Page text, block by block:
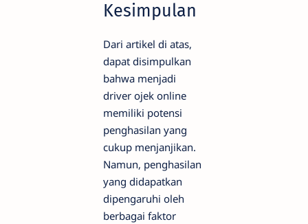
Kesimpulan
Dari artikel di atas,
dapat disimpulkan
bahwa menjadi
driver ojek online
memiliki potensi
penghasilan yang
cukup menjanjikan.
Namun, penghasilan
yang didapatkan
dipengaruhi oleh
berbagai faktor